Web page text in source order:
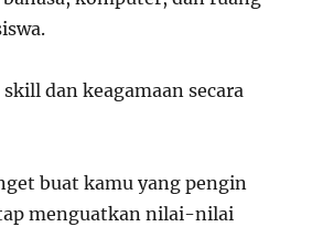
dan keagamaan secara
buat kamu yang pengin
menguatkan nilai-nilai